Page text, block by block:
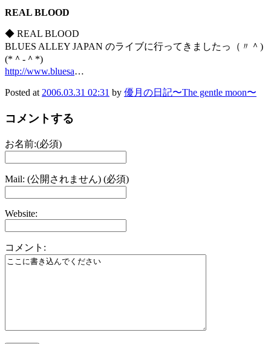
REAL BLOOD
◆ REAL BLOOD
BLUES ALLEY JAPAN のライブに行ってきましたっ（〃＾)
(*＾-＾*)ゞ
http://www.bluesa…
Posted at 2006.03.31 02:31 by 優月の日記〜The gentle moon〜
コメントする
お名前:(必須)
Mail: (公開されません) (必須)
Website:
コメント: